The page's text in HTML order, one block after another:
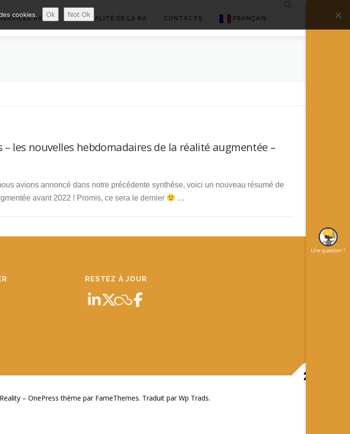
RA’PRO ACTUALITÉ DE LA RA CONTACTS FRANÇAIS
Español
les nouvelles hebdomadaires de la réalité augmentée –
avions annoncé dans notre précédente synthèse, voici un nouveau résumé de
avant 2022 ! Promis, ce sera le dernier
…
RESTEZ À JOUR
– OnePress thème par FameThemes. Traduit par Wp Trads.
Une question ?
cookies. Ok Not Ok